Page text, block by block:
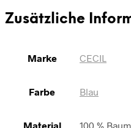
Zusätzliche
Marke CECIL
Farbe Blau
Material 100 %